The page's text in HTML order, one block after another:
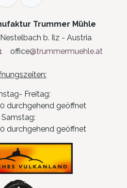
Trummer Mühle
b. Ilz - Austria
office@trummermuehle.at
Freitag:
durchgehend geöffnet
Samstag:
durchgehend geöffnet